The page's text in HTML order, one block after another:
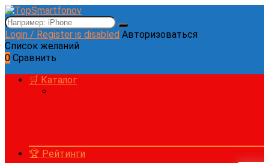
Login / Register is disabled Авторизоваться
Список желаний
0 Сравнить
🛒 Каталог
🏆 Рейтинги